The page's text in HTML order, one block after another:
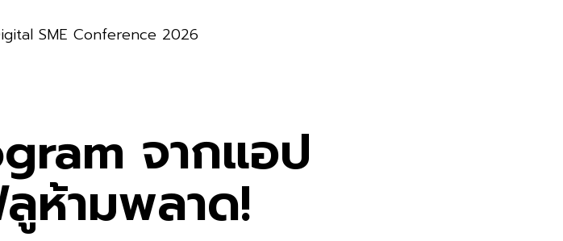
SME Conference 2026
จากแอป
ห้ามพลาด!